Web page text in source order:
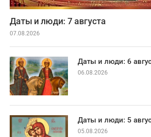
Даты и люди: 7 августа
07.08.2026
Даты и люди: 6
06.08.2026
Даты и люди: 5
05.08.2026